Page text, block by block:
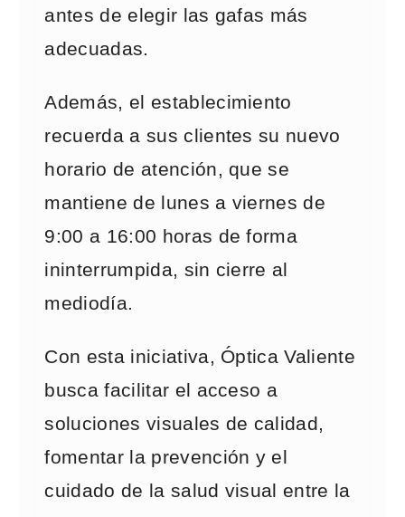
antes de elegir las gafas más
adecuadas.
Además, el establecimiento
recuerda a sus clientes su nuevo
horario de atención, que se
mantiene de lunes a viernes de
9:00 a 16:00 horas de forma
ininterrumpida, sin cierre al
mediodía.
Con esta iniciativa, Óptica Valiente
busca facilitar el acceso a
soluciones visuales de calidad,
fomentar la prevención y el
cuidado de la salud visual entre la